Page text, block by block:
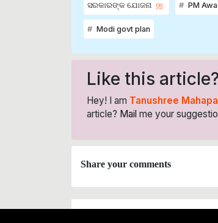
ସରକାରଙ୍କ ଯୋଜନା PM
Modi govt plan
Like this article?
Hey! I am Tanushree
article? Mail me your
Share your comments